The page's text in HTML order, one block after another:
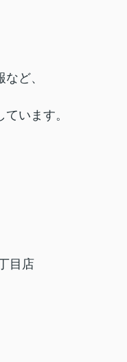
ど、
います。
目店